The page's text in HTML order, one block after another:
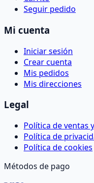
Seguir pedido
Mi cuenta
Iniciar sesión
Crear cuenta
Mis pedidos
Mis direcciones
Legal
Política de ventas
Política de
Política de cookies
Métodos de pago